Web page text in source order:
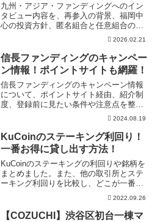
九州・アジア・ファンディングへのイン
タビュー内容を、再参入の背景、福岡中
心の投資方針、匿名組合と任意組合の使
い分け、借入併用、アップサイド、組成
頻度から整理。投資前に公式方針、今後
の案件傾向、本文の確認ポイントを確認
できます。
2026.02.21
信長ファンディングのキャンペー
ン情報！ポイントサイトも網羅！
信長ファンディングのキャンペーン情報
について、ポイントサイト経由、紹介制
度、登録前に見たい条件や注意点を整
理。特典だけでなく、不動産クラファン
提携表記も踏まえ、最終条件は公式情報
で確認しましょう。
2024.08.19
KuCoinのステーキング利回り！
一番お得に貸し出す方法！
KuCoinのステーキングの利回りや銘柄を
まとめました。また、他の取引所とステ
ーキング利回りを比較し、どこが一番お
得かを検証しました。実際にKuCoinでの
ステーキングをする方法も写真付きで解
説しています。
2022.09.26
【COZUCHI】渋谷区初台一棟マ